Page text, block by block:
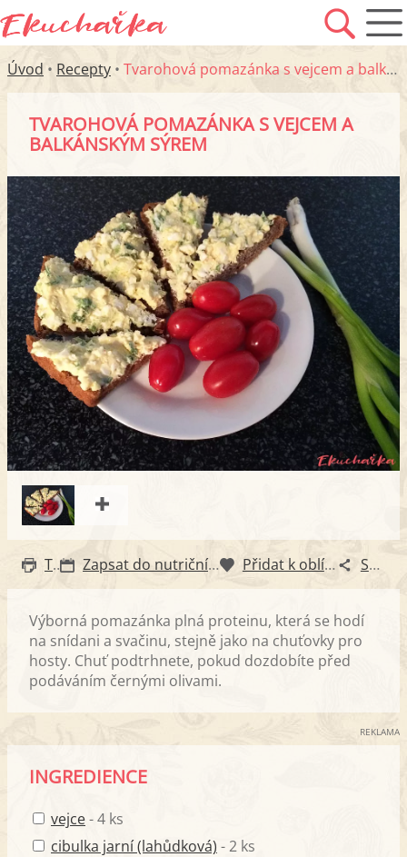
Úvod • Recepty • Tvarohová pomazánka s vejcem a balkánským sýrem
TVAROHOVÁ POMAZÁNKA S VEJCEM A
BALKÁNSKÝM SÝREM
Tisk Zapsat do nutričního diáře Přidat k oblíbeným Sdílet
Výborná pomazánka plná proteinu, která se hodí
na snídani a svačinu, stejně jako na chuťovky pro
hosty. Chuť podtrhnete, pokud dozdobíte před
podáváním černými olivami.
REKLAMA
INGREDIENCE
vejce- 4 ks
cibulka jarní (lahůdková) - 2 ks